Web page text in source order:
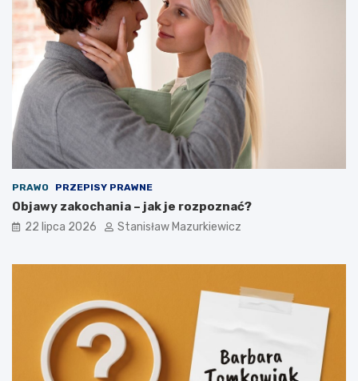
PRAWO PRZEPISY PRAWNE
Objawy zakochania – jak je rozpoznać?
22 lipca 2026 Stanisław Mazurkiewicz